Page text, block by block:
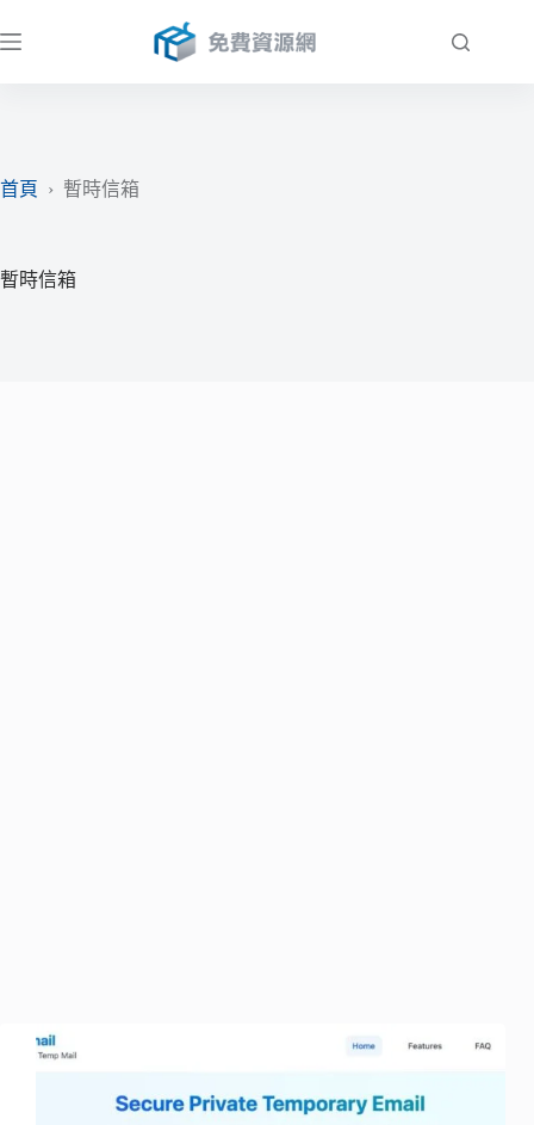
至
首頁
› 暫時信箱
暫時信箱